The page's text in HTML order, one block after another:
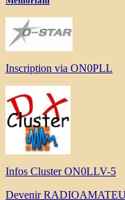
Inscription via ON0PLL
Infos Cluster ON0LLV-5
Devenir